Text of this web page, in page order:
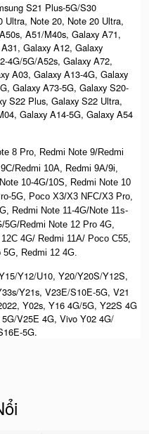
S21 Plus-5G/S30
Ultra, Note 20, Note 20 Ultra,
A51/M40s, Galaxy A71,
Galaxy A12, Galaxy
4G/5G/A52s, Galaxy A72,
A03, Galaxy A13-4G, Galaxy
Galaxy A73-5G, Galaxy S20-
S22 Plus, Galaxy S22 Ultra,
Galaxy A14-5G, Galaxy A54
8 Pro, Redmi Note 9/Redmi
Redmi 10A, Redmi 9A/9i,
10-4G/10S, Redmi Note 10
5G, Poco X3/X3 NFC/X3 Pro,
Redmi Note 11-4G/Note 11s-
Redmi Note 12 Pro 4G,
4G/ Redmi 11A/ Poco C55,
Redmi 12 4G.
Y12/U10, Y20/Y20S/Y12S,
Y21s, V23E/S10E-5G, V21
Y02s, Y16 4G/5G, Y22S 4G
V25E 4G, Vivo Y02 4G/
5G.